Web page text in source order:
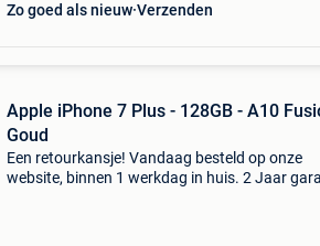
Zo goed als nieuw Verzenden
Apple iPhone 7 Plus - 128GB - A10
Goud
Een retourkansje! Vandaag besteld op onze
website, binnen 1 werkdag in huis. 2 Jaar